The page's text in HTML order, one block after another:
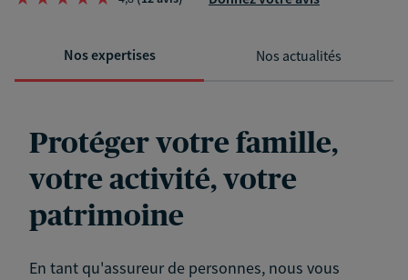
Nos expertises Nos actualités
Protéger votre famille,
votre activité, votre
patrimoine
En tant qu'assureur de personnes, nous vous